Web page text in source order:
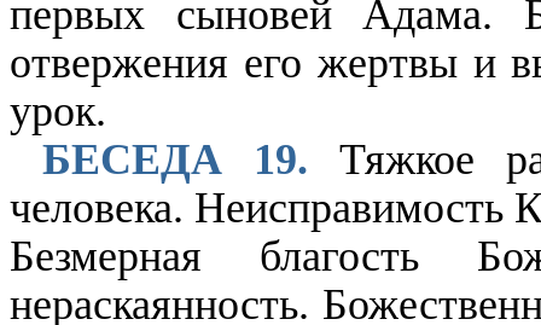
первых сыновей Адама.
отвержения его жертвы и
урок.
БЕСЕДА 19. Тяжкое
человека. Неисправимость
Безмерная благость
нераскаянность.